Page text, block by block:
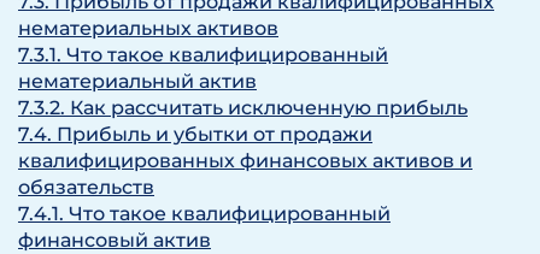
нематериальных активов
7.3.1. Что такое квалифицированный
нематериальный актив
7.3.2. Как рассчитать исключенную прибыль
7.4. Прибыль и убытки от продажи
квалифицированных финансовых активов и
обязательств
7.4.1. Что такое квалифицированный
финансовый актив